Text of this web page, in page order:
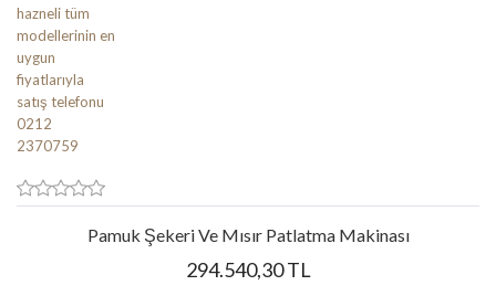
Pamuk Şekeri Ve Mısır Patlatma Makinası
294.540,30 TL